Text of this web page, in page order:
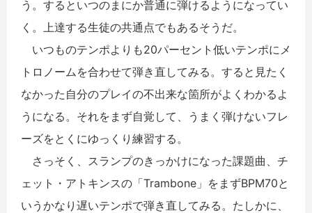
う。するといつのまにか普通に弾けるようになってい
く。上達する生徒の共通点でもあるそうだ。
いつものテンポよりも20パーセント低いテンポにメ
トロノームを合わせて弾き直してみる。すると見たく
なかった自分のプレイの不出来な箇所がよくわかるよ
うになる。それをまず自覚して、うまく弾けないフレ
ーズをとくにゆっくり練習する。
さっそく、スランプのきっかけになった課題曲、チ
ェット・アトキンスの「Trambone」をまずBPM70と
いうかなり遅いテンポで弾き直してみる。たしかに、